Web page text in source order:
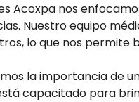
Acoxpa nos
Nuestro equipo
lo que nos permite
la importancia de
capacitado para